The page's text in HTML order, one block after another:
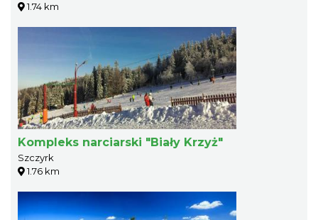
1.74 km
Kompleks narciarski "Biały Krzyż"
Szczyrk
1.76 km